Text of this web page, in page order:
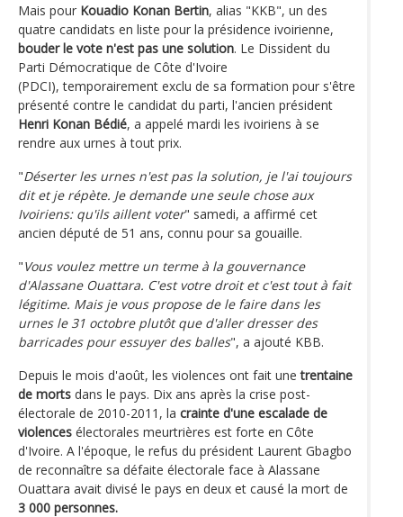
Mais pour Kouadio Konan Bertin, alias "KKB", un des
quatre candidats en liste pour la présidence ivoirienne,
bouder le vote n'est pas une solution. Le Dissident du
Parti Démocratique de Côte d'Ivoire
(PDCI), temporairement exclu de sa formation pour s'être
présenté contre le candidat du parti, l'ancien président
Henri Konan Bédié, a appelé mardi les ivoiriens à se
rendre aux urnes à tout prix.
"Déserter les urnes n'est pas la solution, je l'ai toujours
dit et je répète. Je demande une seule chose aux
Ivoiriens: qu'ils aillent voter" samedi, a affirmé cet
ancien député de 51 ans, connu pour sa gouaille.
"Vous voulez mettre un terme à la gouvernance
d'Alassane Ouattara. C'est votre droit et c'est tout à fait
légitime. Mais je vous propose de le faire dans les
urnes le 31 octobre plutôt que d'aller dresser des
barricades pour essuyer des balles", a ajouté KBB.
Depuis le mois d'août, les violences ont fait unetrentaine
de morts dans le pays. Dix ans après la crise post-
électorale de 2010-2011, la crainte d'une escalade de
violences électorales meurtrières est forte en Côte
d'Ivoire. A l'époque, le refus du président Laurent Gbagbo
de reconnaître sa défaite électorale face à Alassane
Ouattara avait divisé le pays en deux et causé la mort de
3 000 personnes.